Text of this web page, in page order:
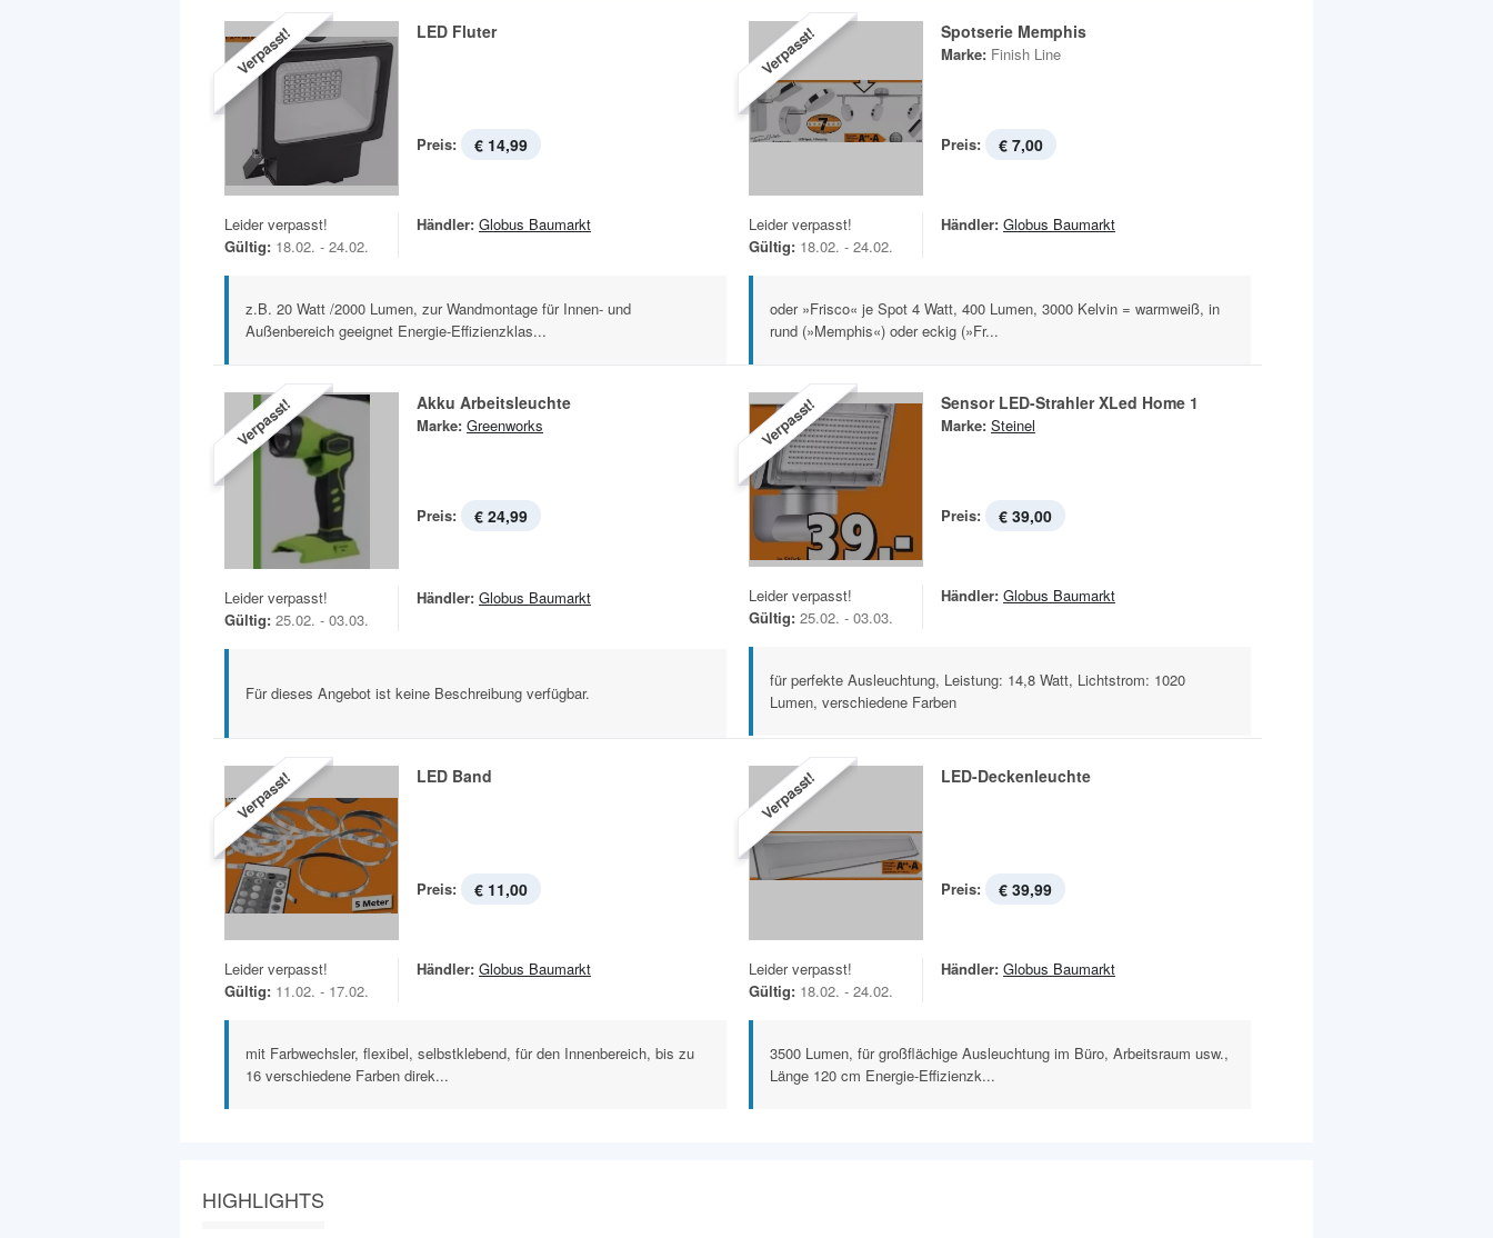
Verpasst! LED Fluter
Preis: € 14,99
Leider verpasst!
Gültig: 18.02. - 24.02.
Händler: Globus Baumarkt
z.B. 20 Watt /2000 Lumen, zur Wandmontage für Innen- und
Außenbereich geeignet Energie-Effizienzklas...
Verpasst! Spotserie Memphis
Marke: Finish Line
Preis: € 7,00
Leider verpasst!
Gültig: 18.02. - 24.02.
Händler: Globus Baumarkt
oder »Frisco« je Spot 4 Watt, 400 Lumen, 3000 Kelvin = warmweiß, in
rund (»Memphis«) oder eckig (»Fr...
Verpasst! Akku Arbeitsleuchte
Marke: Greenworks
Preis: € 24,99
Leider verpasst!
Gültig: 25.02. - 03.03.
Händler: Globus Baumarkt
Für dieses Angebot ist keine Beschreibung verfügbar.
Verpasst! Sensor LED-Strahler XLed Home 1
Marke: Steinel
Preis: € 39,00
Leider verpasst!
Gültig: 25.02. - 03.03.
Händler: Globus Baumarkt
für perfekte Ausleuchtung, Leistung: 14,8 Watt, Lichtstrom: 1020
Lumen, verschiedene Farben
Verpasst! LED Band
Preis: € 11,00
Leider verpasst!
Gültig: 11.02. - 17.02.
Händler: Globus Baumarkt
mit Farbwechsler, flexibel, selbstklebend, für den Innenbereich, bis zu
16 verschiedene Farben direk...
Verpasst! LED-Deckenleuchte
Preis: € 39,99
Leider verpasst!
Gültig: 18.02. - 24.02.
Händler: Globus Baumarkt
3500 Lumen, für großflächige Ausleuchtung im Büro, Arbeitsraum usw.,
Länge 120 cm Energie-Effizienzk...
HIGHLIGHTS